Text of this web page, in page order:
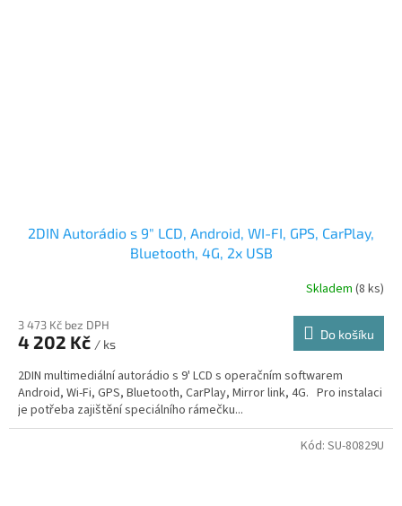
2DIN Autorádio s 9" LCD, Android, WI-FI, GPS, CarPlay,
Bluetooth, 4G, 2x USB
Skladem (8 ks)
3 473 Kč bez DPH
4 202 Kč / ks
Do košíku
2DIN multimediální autorádio s 9' LCD s operačním softwarem
Android, Wi-Fi, GPS, Bluetooth, CarPlay, Mirror link, 4G. Pro instalaci
je potřeba zajištění speciálního rámečku...
Kód: SU-80829U